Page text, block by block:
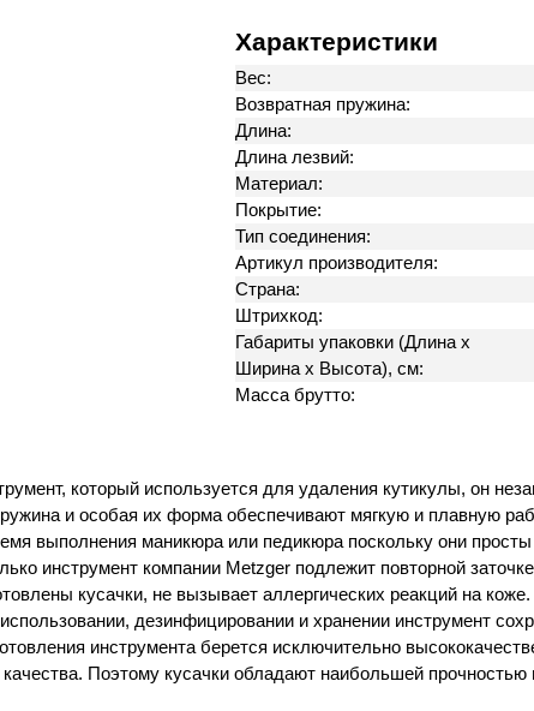
Характеристики
Вес:
Возвратная пружина:
Длина:
Длина лезвий:
Материал:
Покрытие:
Тип соединения:
Артикул производителя:
Страна:
Штрихкод:
Габариты упаковки (Длина х
Ширина х Высота), см:
Масса брутто:
который используется для удаления кутикулы, он
и особая их форма обеспечивают мягкую и плавную
выполнения маникюра или педикюра поскольку они
инструмент компании Metzger подлежит повторной
кусачки, не вызывает аллергических реакций на
дезинфицировании и хранении инструмент
инструмента берется исключительно
Поэтому кусачки обладают наибольшей прочностью